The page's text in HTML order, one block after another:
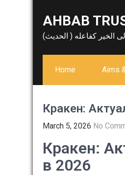
AHBAB
الخير كفاعله ( الحديث)
Home Aims
Кракен:
March 5, 2026 No
Кракен:
в 2026